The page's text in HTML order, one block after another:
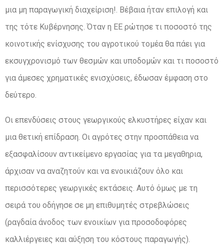
μια μη παραγωγική διαχείριση!. Βέβαια ήταν επιλογή και
της τότε Κυβέρνησης. Όταν η ΕΕ ρώτησε τι ποσοστό της
κοινοτικής ενίσχυσης του αγροτικού τομέα θα πάει για
εκσυγχρονισμό των θεσμών και υποδομών και τι ποσοστό
για άμεσες χρηματικές ενισχύσεις, έδωσαν έμφαση στο
δεύτερο.
Οι επενδύσεις στους γεωργικούς ελκυστήρες είχαν και
μια θετική επίδραση. Οι αγρότες στην προσπάθεια να
εξασφαλίσουν αντικείμενο εργασίας για τα μεγαθηρια,
άρχισαν να αναζητούν και να ενοικιάζουν όλο και
περισσότερες γεωργικές εκτάσεις. Αυτό όμως με τη
σειρά του οδήγησε σε μη επιθυμητές στρεβλώσεις
(ραγδαία άνοδος των ενοικίων για προσοδοφόρες
καλλιέργειες και αύξηση του κόστους παραγωγής).